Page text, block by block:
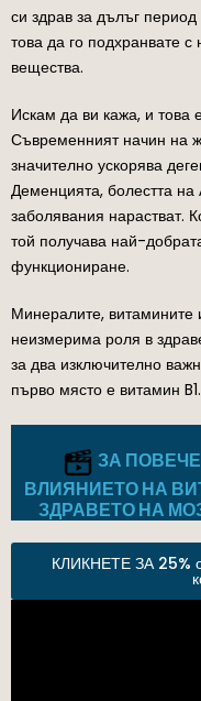
си здрав за дълъг
това да го подхранвате
вещества.
Искам да ви кажа, и това
Съвременният начин на
значително ускорява
Деменцията, болестта
заболявания нарастват.
той получава най-
функциониране.
Минералите, витамините
неизмерима роля в
за два изключително
първо място е витамин B1.
ЗА
ВЛИЯНИЕТО НА
ЗДРАВЕТО НА
КЛИКНЕТЕ ЗА 25%